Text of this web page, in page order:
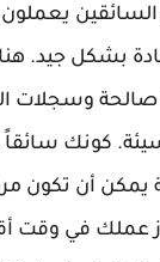
بشكل جيد.
صالحة وسجلات
كونك
أن تكون
عملك في وقت